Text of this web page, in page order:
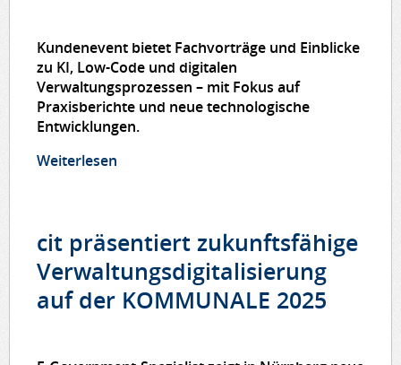
Kundenevent bietet Fachvorträge und Einblicke
zu KI, Low-Code und digitalen
Verwaltungsprozessen – mit Fokus auf
Praxisberichte und neue technologische
Entwicklungen.
Weiterlesen
cit präsentiert zukunftsfähige
Verwaltungsdigitalisierung
auf der KOMMUNALE 2025